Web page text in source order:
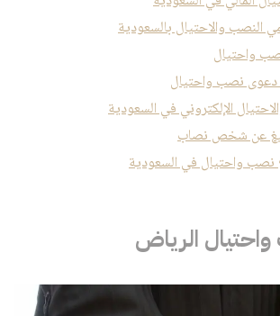
النصب والاحتيال بالسعودية
واحتيال
نصب واحتيال
الإلكتروني في السعودية
عن شخص نصاب
نصب واحتيال في السعودية
الرياض